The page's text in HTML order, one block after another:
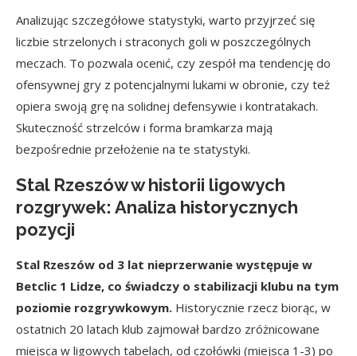
Analizując szczegółowe statystyki, warto przyjrzeć się
liczbie strzelonych i straconych goli w poszczególnych
meczach. To pozwala ocenić, czy zespół ma tendencję do
ofensywnej gry z potencjalnymi lukami w obronie, czy też
opiera swoją grę na solidnej defensywie i kontratakach.
Skuteczność strzelców i forma bramkarza mają
bezpośrednie przełożenie na te statystyki.
Stal Rzeszów w historii ligowych
rozgrywek: Analiza historycznych
pozycji
Stal Rzeszów od 3 lat nieprzerwanie występuje w
Betclic 1 Lidze, co świadczy o stabilizacji klubu na tym
poziomie rozgrywkowym. Historycznie rzecz biorąc, w
ostatnich 20 latach klub zajmował bardzo zróżnicowane
miejsca w ligowych tabelach, od czołówki (miejsca 1-3) po